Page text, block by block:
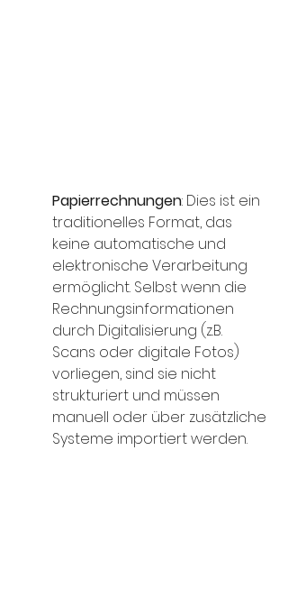
Papierrechnungen: Dies ist ein
traditionelles Format, das
keine automatische und
elektronische Verarbeitung
ermöglicht. Selbst wenn die
Rechnungsinformationen
durch Digitalisierung (z.B.
Scans oder digitale Fotos)
vorliegen, sind sie nicht
strukturiert und müssen
manuell oder über zusätzliche
Systeme importiert werden.